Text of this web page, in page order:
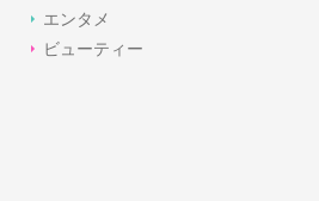
エンタメ
ビューティー